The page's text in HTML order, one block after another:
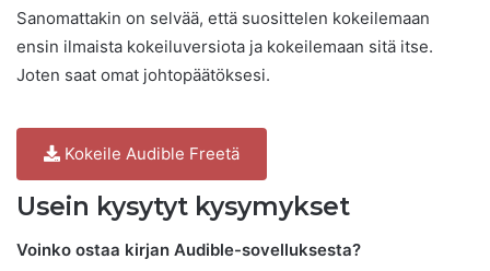
Sanomattakin on selvää, että suosittelen kokeilemaan
ensin ilmaista kokeiluversiota ja kokeilemaan sitä itse.
Joten saat omat johtopäätöksesi.
Kokeile Audible Freetä
Usein kysytyt kysymykset
Voinko ostaa kirjan Audible-sovelluksesta?